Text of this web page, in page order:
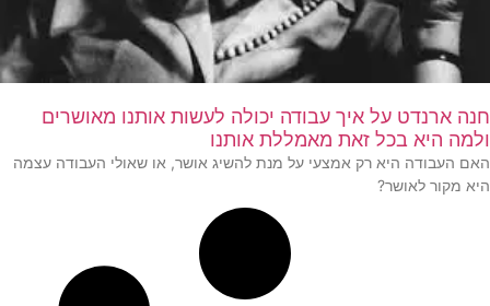
חנה ארנדט על איך עבודה יכולה לעשות אותנו מאושרים
ולמה היא בכל זאת מאמללת אותנו
האם העבודה היא רק אמצעי על מנת להשיג אושר, או שאולי העבודה עצמה
היא מקור לאושר?